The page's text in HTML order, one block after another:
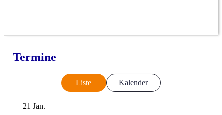
Termine
Liste Kalender
21 Jan.